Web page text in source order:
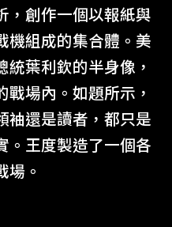
，創作一個以報紙與
機組成的集合體。美
統葉利欽的半身像，
戰場內。如題所示，
袖還是讀者，都只是
。王度製造了一個各
場。